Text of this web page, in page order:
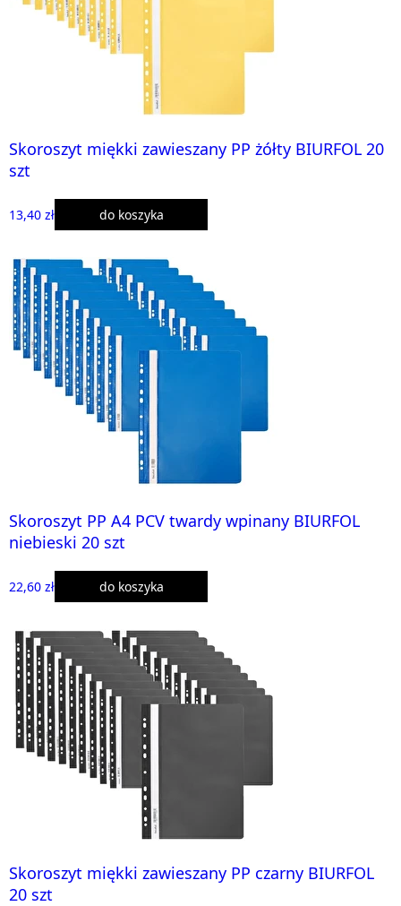
Skoroszyt miękki zawieszany PP żółty BIURFOL 20
szt
13,40 zł do koszyka
Skoroszyt PP A4 PCV twardy wpinany BIURFOL
niebieski 20 szt
22,60 zł do koszyka
Skoroszyt miękki zawieszany PP czarny BIURFOL
20 szt